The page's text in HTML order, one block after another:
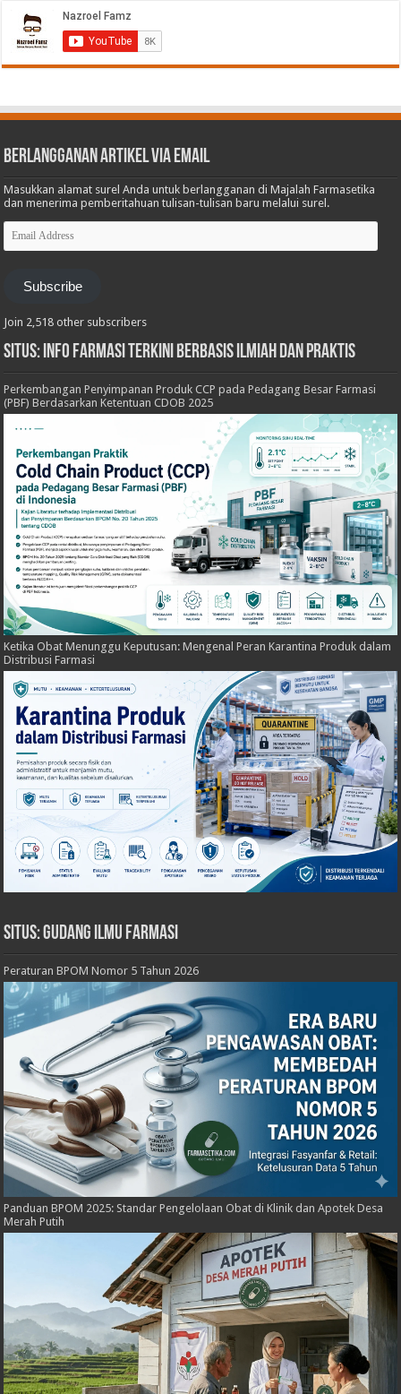
Berlangganan Artikel via Email
Masukkan alamat surel Anda untuk berlangganan di Majalah Farmasetika
dan menerima pemberitahuan tulisan-tulisan baru melalui surel.
Email
Address
Subscribe
Join 2,518 other subscribers
Situs: Info Farmasi Terkini Berbasis Ilmiah dan Praktis
Perkembangan Penyimpanan Produk CCP pada Pedagang Besar Farmasi
(PBF) Berdasarkan Ketentuan CDOB 2025
Ketika Obat Menunggu Keputusan: Mengenal Peran Karantina Produk dalam
Distribusi Farmasi
Situs: Gudang Ilmu Farmasi
Peraturan BPOM Nomor 5 Tahun 2026
Panduan BPOM 2025: Standar Pengelolaan Obat di Klinik dan Apotek Desa
Merah Putih